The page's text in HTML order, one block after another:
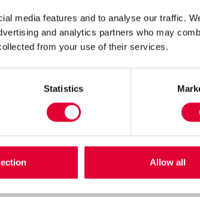
media features and to analyse our traffic.
and analytics partners who may
from your use of their services.
Statistics
Allow all
ouderen. Deze mensen hebben zowel
nodig. Kwintes heeft woonvormen waar
begeleiders rekening met
veel kennis over somatische
instanties.